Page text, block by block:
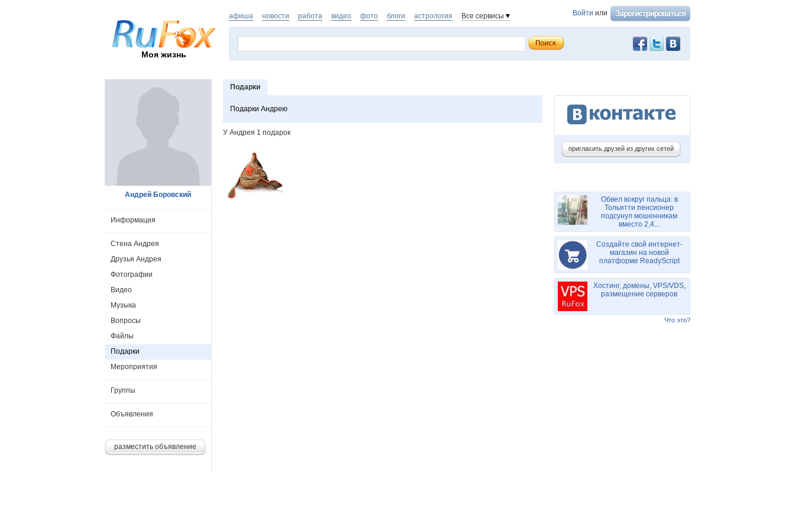
Моя жизнь
Войти или
афиша новости работа видео фото блоги астрология Все сервисы
Подарки
Подарки Андрею
У Андрея 1 подарок
Андрей Боровский
Информация
Стена Андрея
Друзья Андрея
Фотографии
Видео
Музыка
Вопросы
Файлы
Подарки
Мероприятия
Группы
Объявления
разместить объявление
пригласить друзей из других сетей
Обвел вокруг пальца: в
Тольятти пенсионер
подсунул мошенникам
вместо 2,4...
Создайте свой интернет-
магазин на новой
платформе ReadyScript
Хостинг, домены, VPS/VDS,
размещение серверов
Что это?